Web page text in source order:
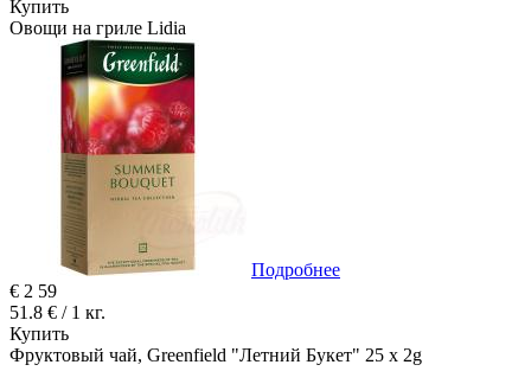
Купить
Овощи на гриле Lidia
Подробнее
€ 2 59
51.8 € / 1 кг.
Купить
Фруктовый чай, Greenfield "Летний Букет" 25 x 2g